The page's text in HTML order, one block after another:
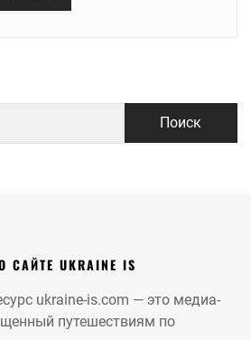
САЙТЕ UKRAINE IS
ukraine-is.com — это медиа-
путешествиям по